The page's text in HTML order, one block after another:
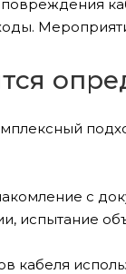
с
испытание
кабеля